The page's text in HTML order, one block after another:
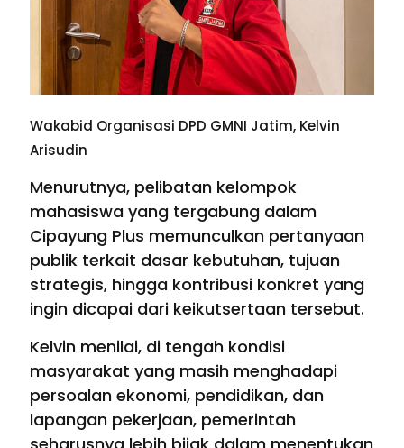
Wakabid Organisasi DPD GMNI Jatim, Kelvin
Arisudin
Menurutnya, pelibatan kelompok
mahasiswa yang tergabung dalam
Cipayung Plus memunculkan pertanyaan
publik terkait dasar kebutuhan, tujuan
strategis, hingga kontribusi konkret yang
ingin dicapai dari keikutsertaan tersebut.
Kelvin menilai, di tengah kondisi
masyarakat yang masih menghadapi
persoalan ekonomi, pendidikan, dan
lapangan pekerjaan, pemerintah